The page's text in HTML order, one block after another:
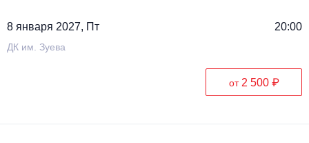
8 января 2027, Пт 20:00
ДК им. Зуева
от 2 500 ₽